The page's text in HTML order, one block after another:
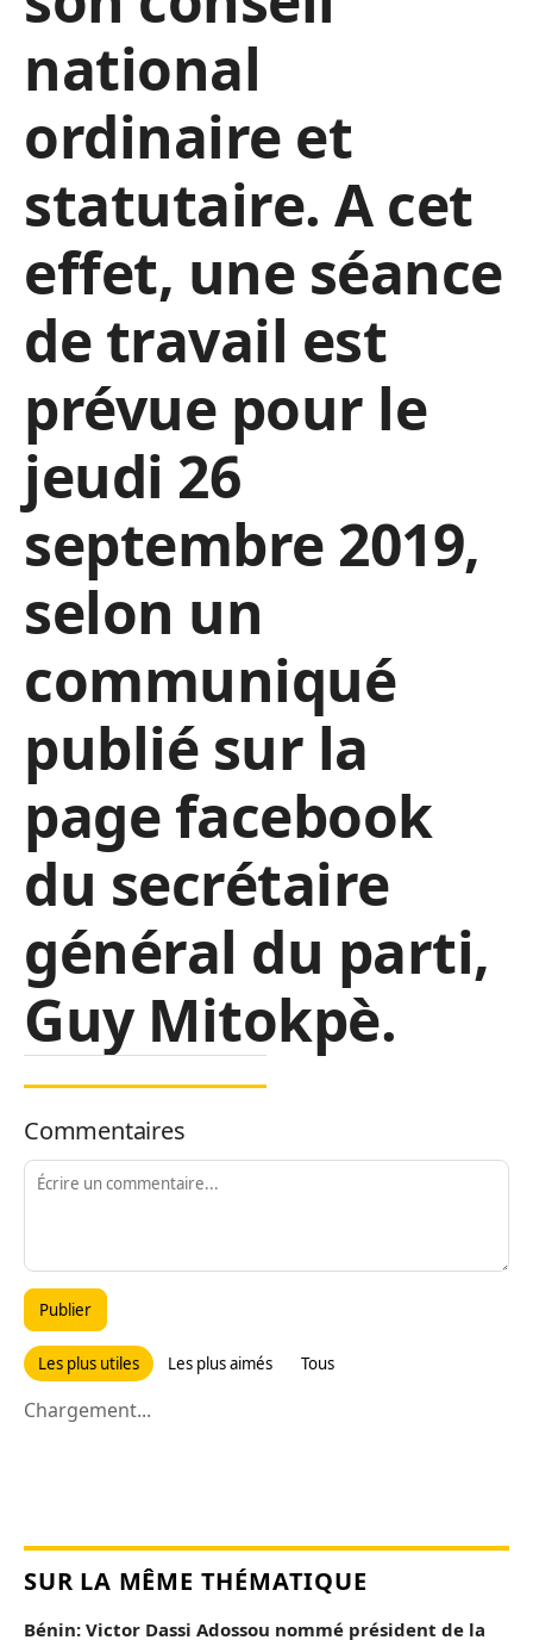
national
ordinaire et
statutaire. A cet
effet, une séance
de travail est
prévue pour le
jeudi 26
septembre 2019,
selon un
communiqué
publié sur la
page facebook
du secrétaire
général du parti,
Guy Mitokpè.
Commentaires
Publier
Les plus utiles Les plus aimés Tous
Chargement...
SUR LA MÊME THÉMATIQUE
Bénin: Victor Dassi Adossou nommé président de la